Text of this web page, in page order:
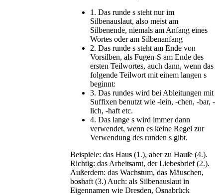
1. Das runde s steht nur im
Silbenauslaut, also meist am
Silbenende, niemals am Anfang eines
Wortes oder am Silbenanfang
2. Das runde s steht am Ende von
Vorsilben, als Fugen-S am Ende des
ersten Teilwortes, auch dann, wenn das
folgende Teilwort mit einem langen s
beginnt:
3. Das rundes wird bei Ableitungen mit
Suffixen benutzt wie -lein, -chen, -bar, -
lich, -haft etc.
4. Das lange s wird immer dann
verwendet, wenn es keine Regel zur
Verwendung des runden s gibt.
Beispiele: das Haus (1.), aber zu Hauſe (4.).
Richtig: das Arbeitsamt, der Liebesbrief (2.).
Außerdem: das Wachstum, das Mäuschen,
boshaft (3.) Auch: als Silbenauslaut in
Eigennamen wie Dresden, Osnabrück